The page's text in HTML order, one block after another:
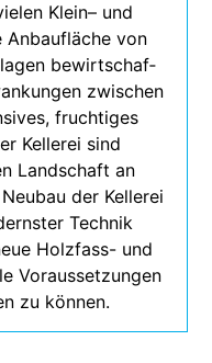
Klein– und
Anbaufläche von
bewirt­schaf­
zwi­schen
fruch­ti­ges
Kellerei sind
Landschaft an
der Kellerei
Technik
Holzfass- und
Voraussetzungen
zu können.